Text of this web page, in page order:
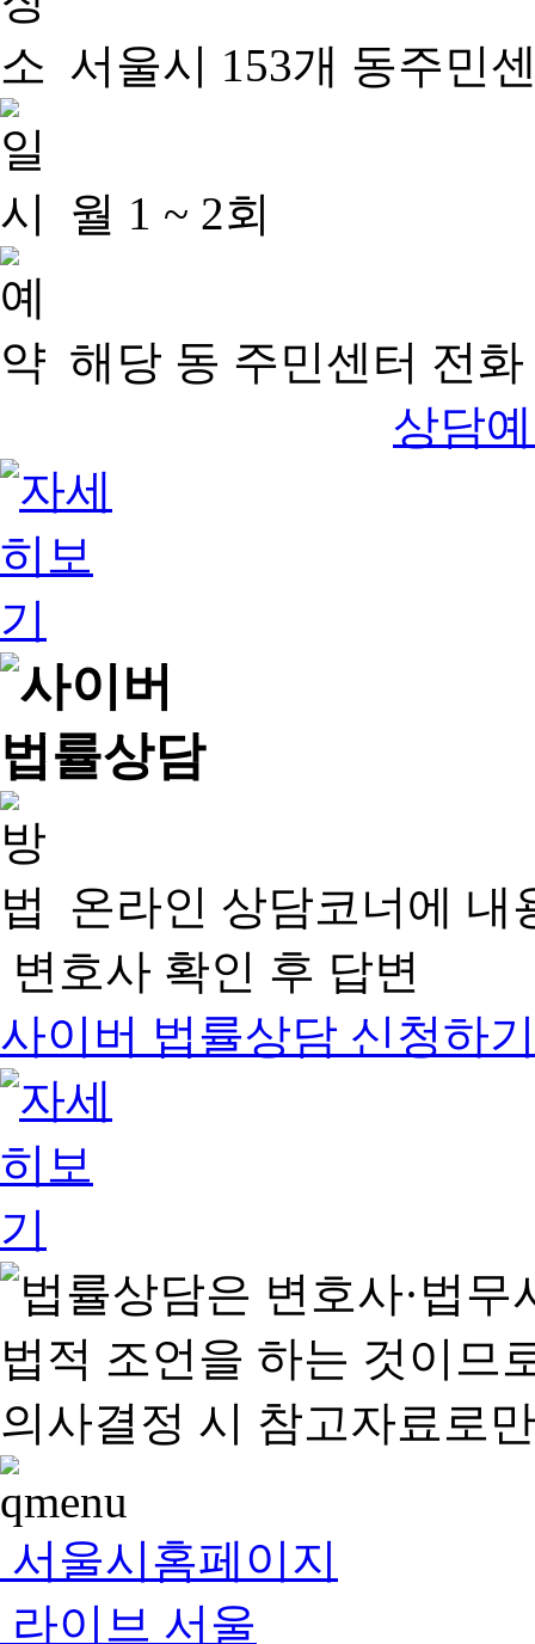
서울시 153개 동주민
월 1 ~ 2회
해당 동 주민센터 전
상담
온라인 상담코너에 내
변호사 확인 후 답변
사이버 법률상담 신청하기
서울시홈페이지
라이브 서울